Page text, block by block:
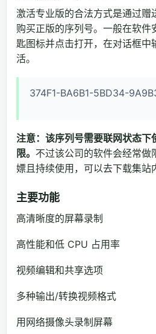
激活专业版的合法方式是通过赠
购买正版的序列号。一般在软件
匙图标并点击打开，在对话框中
活。
374F1-BA6B1-5BD34-
注意：该序列号需要联网状态下
限。 不过该公司的软件会经常做
嫖且持续使用，可以去下载集站
主要功能
高清晰度的屏幕录制
高性能和低 CPU 占用率
视频编辑和共享选项
多种输出/转换视频格式
用网络摄像头录制屏幕